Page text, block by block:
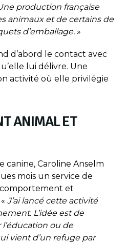
production française
animaux et de certains de
d’emballage. »
d’abord le contact avec
lui délivre. Une
activité où elle privilégie
ANIMAL ET
canine, Caroline Anselm
mois un service de
et
J’ai lancé cette activité
L’idée est de
ou de
vient d’un refuge par